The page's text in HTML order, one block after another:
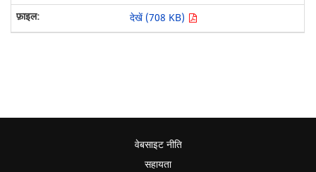
देखें (708 KB)
वेबसाइट नीति
सहायता